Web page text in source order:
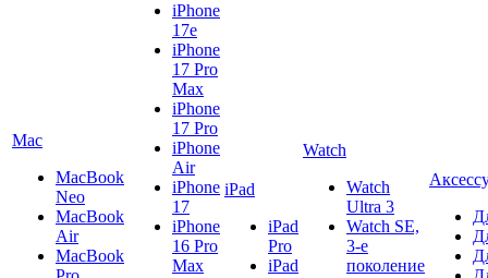
Mac
MacBook
Neo
MacBook
Air
MacBook
iPhone
17e
iPhone
17 Pro
Max
iPhone
17 Pro
iPhone
Air
iPhone
17
iPhone
16 Pro
Max
iPad
iPad
Pro
iPad
Watch
Watch
Ultra 3
Watch SE,
3-е
поколение